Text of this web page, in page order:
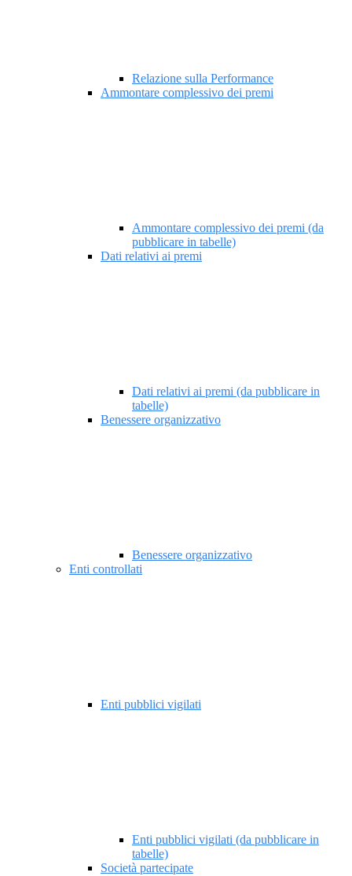
Relazione sulla Performance
Ammontare complessivo dei premi
Ammontare complessivo dei premi (da
pubblicare in tabelle)
Dati relativi ai premi
Dati relativi ai premi (da pubblicare in
tabelle)
Benessere organizzativo
Benessere organizzativo
Enti controllati
Enti pubblici vigilati
Enti pubblici vigilati (da pubblicare in
tabelle)
Società partecipate